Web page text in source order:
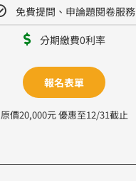
免費提問、申論題閱卷服務
分期繳費0利率
報名表單
原價20,000元 優惠至12/31截止